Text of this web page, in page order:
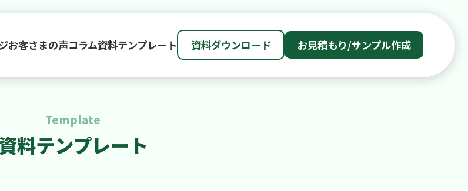
お客さまの声コラム資料テンプレート 資料ダウンロード お見積もり/サンプル作成
Template
料テンプレート